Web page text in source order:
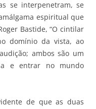
se interpenetram, se
espiritual que
Bastide, “O cintilar
domínio da vista, ao
ambos são um
e entrar no mundo
de que as duas